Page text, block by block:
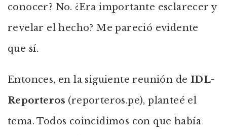
conocer? No. ¿Era importante esclarecer y
revelar el hecho? Me pareció evidente
que sí.
Entonces, en la siguiente reunión de IDL-
Reporteros (reporteros.pe), planteé el
tema. Todos coincidimos con que había